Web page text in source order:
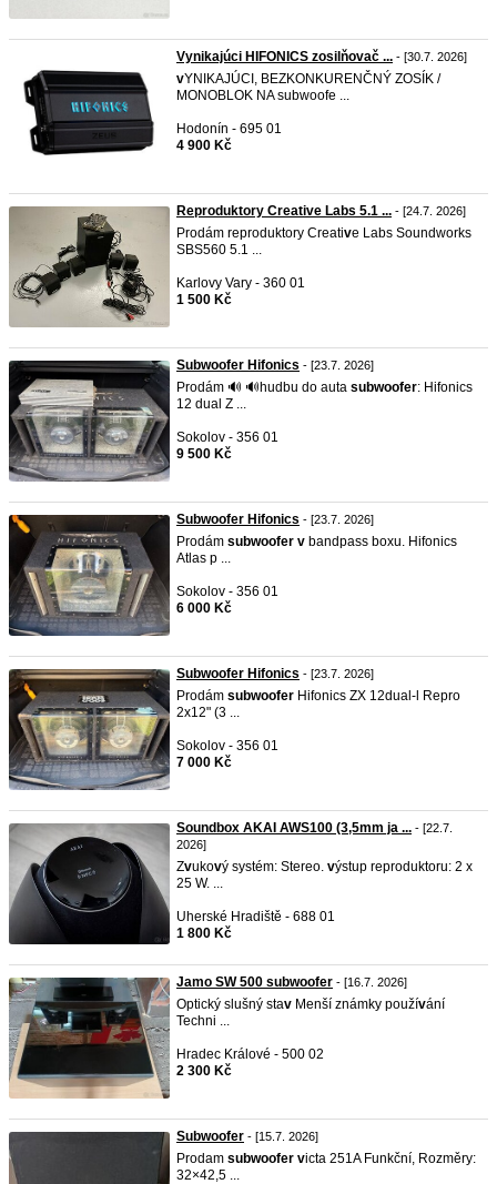
Vynikajúci HIFONICS zosilňovač ... - [30.7. 2026]
vYNIKAJÚCI, BEZKONKURENČNÝ ZOSÍK /
MONOBLOK NA subwoofe ...
Hodonín - 695 01
4 900 Kč
Reproduktory Creative Labs 5.1 ... - [24.7. 2026]
Prodám reproduktory Creative Labs Soundworks
SBS560 5.1 ...
Karlovy Vary - 360 01
1 500 Kč
Subwoofer Hifonics - [23.7. 2026]
Prodám 🔊 🔊hudbu do auta subwoofer: Hifonics
12 dual Z ...
Sokolov - 356 01
9 500 Kč
Subwoofer Hifonics - [23.7. 2026]
Prodám subwoofer v bandpass boxu. Hifonics
Atlas p ...
Sokolov - 356 01
6 000 Kč
Subwoofer Hifonics - [23.7. 2026]
Prodám subwoofer Hifonics ZX 12dual-l Repro
2x12" (3 ...
Sokolov - 356 01
7 000 Kč
Soundbox AKAI AWS100 (3,5mm ja ... - [22.7.
2026]
Zvukový systém: Stereo. výstup reproduktoru: 2 x
25 W. ...
Uherské Hradiště - 688 01
1 800 Kč
Jamo SW 500 subwoofer - [16.7. 2026]
Optický slušný stav Menší známky používání
Techni ...
Hradec Králové - 500 02
2 300 Kč
Subwoofer - [15.7. 2026]
Prodam subwoofer victa 251A Funkční, Rozměry:
32×42,5 ...